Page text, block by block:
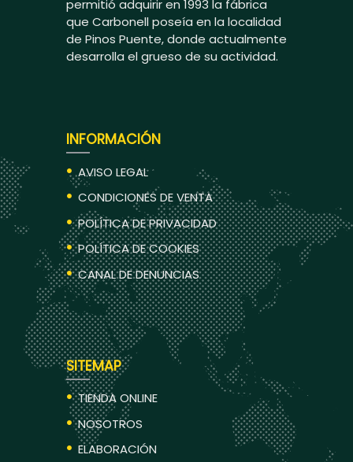
permitió adquirir en 1993 la fábrica
que Carbonell poseía en la localidad
de Pinos Puente, donde actualmente
desarrolla el grueso de su actividad.
INFORMACIÓN
AVISO LEGAL
CONDICIONES DE VENTA
POLÍTICA DE PRIVACIDAD
POLÍTICA DE COOKIES
CANAL DE DENUNCIAS
SITEMAP
TIENDA ONLINE
NOSOTROS
ELABORACIÓN